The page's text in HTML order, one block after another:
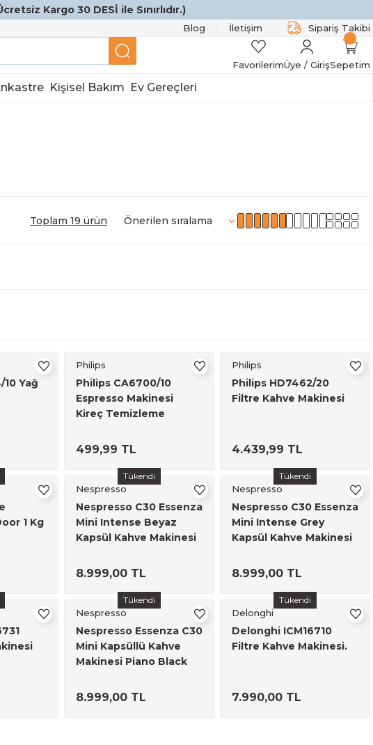
Kargo 30 DESİ ile Sınırlıdır.)
Blog İletişim Sipariş Takibi
FavorilerimÜye / GirişSepetim
Kişisel Bakım Ev Gereçleri
Toplam 19 ürün
Yağ
Philips
Philips CA6700/10
Espresso Makinesi
Kireç Temizleme
499,99 TL
Philips
Philips HD7462/20
Filtre Kahve Makinesi
4.439,99 TL
1 Kg
Tükendi
Nespresso
Nespresso C30 Essenza
Mini Intense Beyaz
Kapsül Kahve Makinesi
8.999,00 TL
Tükendi
Nespresso
Nespresso C30 Essenza
Mini Intense Grey
Kapsül Kahve Makinesi
8.999,00 TL
Tükendi
Nespresso
Nespresso Essenza C30
Mini Kapsüllü Kahve
Makinesi Piano Black
8.999,00 TL
Tükendi
Delonghi
Delonghi ICM16710
Filtre Kahve Makinesi.
7.990,00 TL